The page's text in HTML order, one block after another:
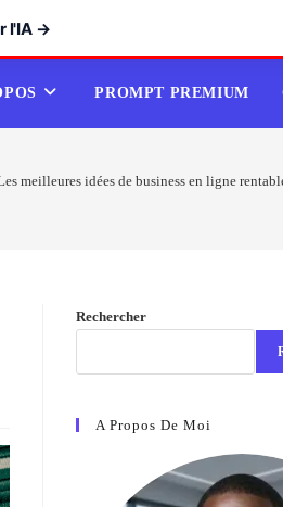
l'IA →
PROMPT PREMIUM
meilleures idées de business en ligne
Rechercher
A Propos De Moi